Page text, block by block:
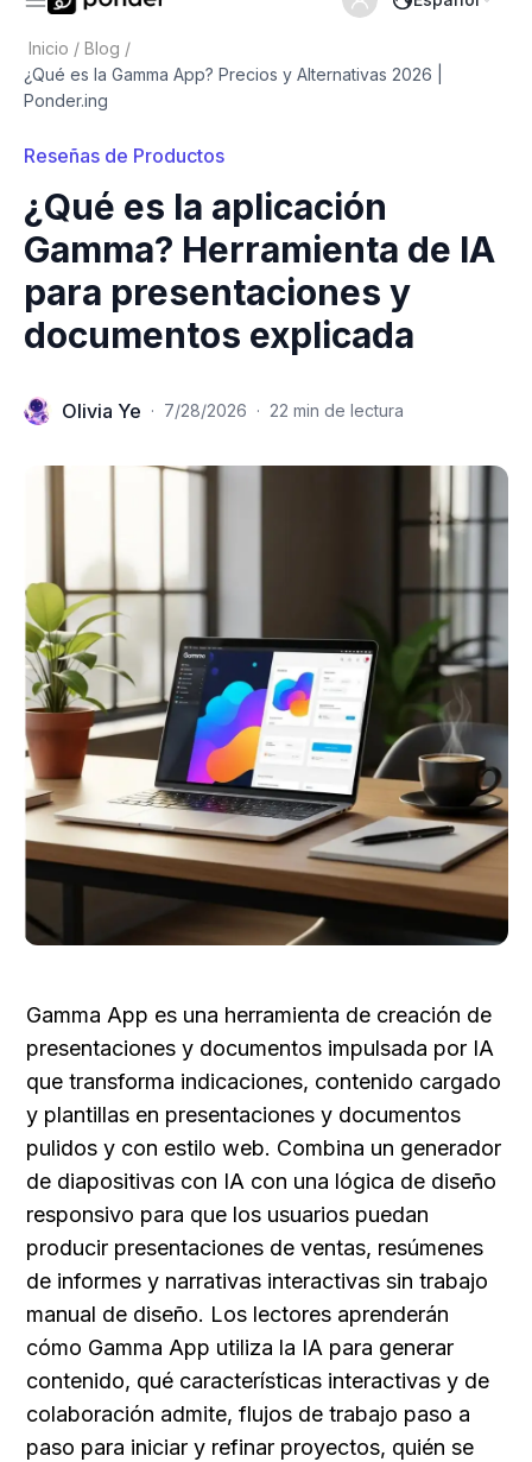
Inicio / Blog /
¿Qué es la Gamma App? Precios y Alternativas 2026 |
Ponder.ing
Reseñas de Productos
¿Qué es la aplicación
Gamma? Herramienta de IA
para presentaciones y
documentos explicada
Olivia Ye · 7/28/2026 · 22 min de lectura
Gamma App es una herramienta de creación de
presentaciones y documentos impulsada por IA
que transforma indicaciones, contenido cargado
y plantillas en presentaciones y documentos
pulidos y con estilo web. Combina un generador
de diapositivas con IA con una lógica de diseño
responsivo para que los usuarios puedan
producir presentaciones de ventas, resúmenes
de informes y narrativas interactivas sin trabajo
manual de diseño. Los lectores aprenderán
cómo Gamma App utiliza la IA para generar
contenido, qué características interactivas y de
colaboración admite, flujos de trabajo paso a
paso para iniciar y refinar proyectos, quién se